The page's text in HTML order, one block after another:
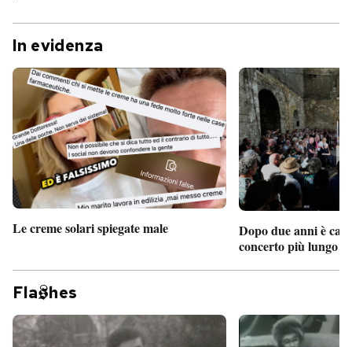
In evidenza
Le creme solari spiegate male
Dopo due anni è
concerto più lungo
Fla hes